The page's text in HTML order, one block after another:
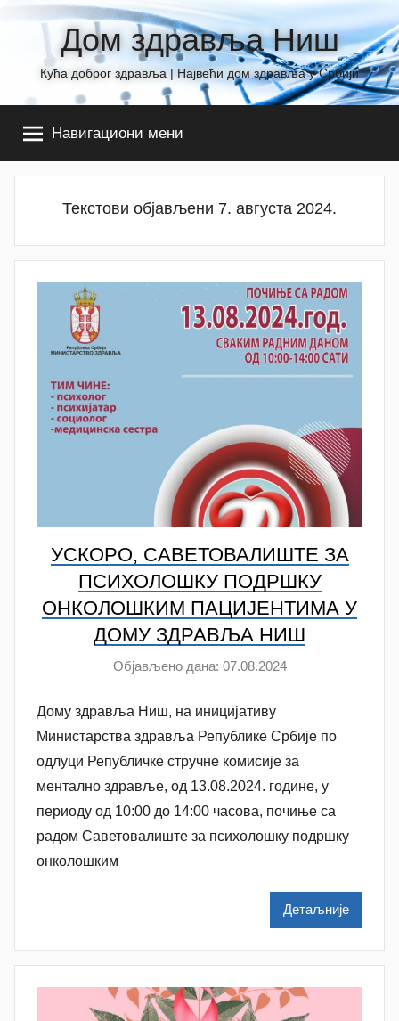
content
Дом здравља Ниш
Кућа доброг здравља | Највећи дом здравља у Србији
Навигациони мени
Текстови објављени 7. августа 2024.
УСКОРО, САВЕТОВАЛИШТЕ ЗА
ПСИХОЛОШКУ ПОДРШКУ
ОНКОЛОШКИМ ПАЦИЈЕНТИМА У
ДОМУ ЗДРАВЉА НИШ
Објављено дана: 07.08.2024а
о
р
N
a
Š
t
a
n
Дому здравља Ниш, на иницијативу
Министарства здравља Републике Србије по
одлуци Републичке стручне комисије за
ментално здравље, од 13.08.2024. године, у
периоду од 10:00 до 14:00 часова, почиње са
радом Саветовалиште за психолошку подршку
онколошким
Детаљније